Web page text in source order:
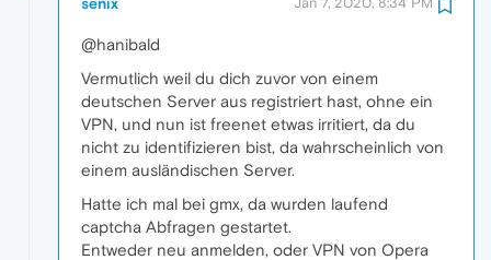
@hanibald
Vermutlich weil du dich zuvor von einem
deutschen Server aus registriert hast, ohne ein
VPN, und nun ist freenet etwas irritiert, da du
nicht zu identifizieren bist, da wahrscheinlich von
einem ausländischen Server.
Hatte ich mal bei gmx, da wurden laufend
captcha Abfragen gestartet.
Entweder neu anmelden, oder VPN von Opera